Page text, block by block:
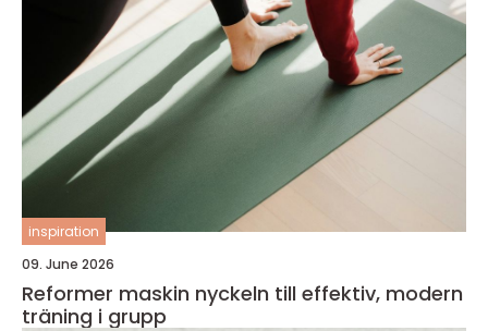
inspiration
09. June 2026
Reformer maskin nyckeln till effektiv, modern
träning i grupp